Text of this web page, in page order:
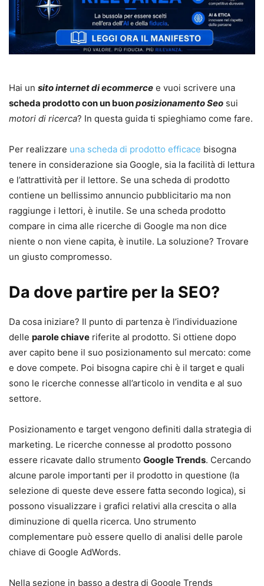
Hai un sito internet di ecommerce e vuoi scrivere una
scheda prodotto con un buonposizionamento Seo sui
motori di ricerca? In questa guida ti spieghiamo come fare.
Per realizzare una scheda di prodotto efficace bisogna
tenere in considerazione sia Google, sia la facilità di lettura
e l’attrattività per il lettore. Se una scheda di prodotto
contiene un bellissimo annuncio pubblicitario ma non
raggiunge i lettori, è inutile. Se una scheda prodotto
compare in cima alle ricerche di Google ma non dice
niente o non viene capita, è inutile. La soluzione? Trovare
un giusto compromesso.
Da dove partire per la SEO?
Da cosa iniziare? Il punto di partenza è l’individuazione
delle parole chiave riferite al prodotto. Si ottiene dopo
aver capito bene il suo posizionamento sul mercato: come
e dove compete. Poi bisogna capire chi è il target e quali
sono le ricerche connesse all’articolo in vendita e al suo
settore.
Posizionamento e target vengono definiti dalla strategia di
marketing. Le ricerche connesse al prodotto possono
essere ricavate dallo strumento Google Trends. Cercando
alcune parole importanti per il prodotto in questione (la
selezione di queste deve essere fatta secondo logica), si
possono visualizzare i grafici relativi alla crescita o alla
diminuzione di quella ricerca. Uno strumento
complementare può essere quello di analisi delle parole
chiave di Google AdWords.
Nella sezione in basso a destra di Google Trends